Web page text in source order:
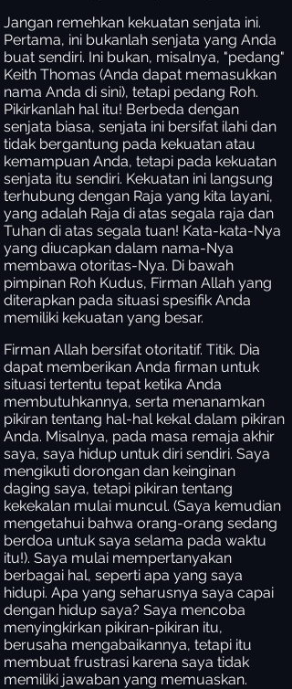
Jangan remehkan kekuatan senjata ini.
Pertama, ini bukanlah senjata yang Anda
buat sendiri. Ini bukan, misalnya, "pedang"
Keith Thomas (Anda dapat memasukkan
nama Anda di sini), tetapi pedang Roh.
Pikirkanlah hal itu! Berbeda dengan
senjata biasa, senjata ini bersifat ilahi dan
tidak bergantung pada kekuatan atau
kemampuan Anda, tetapi pada kekuatan
senjata itu sendiri. Kekuatan ini langsung
terhubung dengan Raja yang kita layani,
yang adalah Raja di atas segala raja dan
Tuhan di atas segala tuan! Kata-kata-Nya
yang diucapkan dalam nama-Nya
membawa otoritas-Nya. Di bawah
pimpinan Roh Kudus, Firman Allah yang
diterapkan pada situasi spesifik Anda
memiliki kekuatan yang besar.
Firman Allah bersifat otoritatif. Titik. Dia
dapat memberikan Anda firman untuk
situasi tertentu tepat ketika Anda
membutuhkannya, serta menanamkan
pikiran tentang hal-hal kekal dalam pikiran
Anda. Misalnya, pada masa remaja akhir
saya, saya hidup untuk diri sendiri. Saya
mengikuti dorongan dan keinginan
daging saya, tetapi pikiran tentang
kekekalan mulai muncul. (Saya kemudian
mengetahui bahwa orang-orang sedang
berdoa untuk saya selama pada waktu
itu!). Saya mulai mempertanyakan
berbagai hal, seperti apa yang saya
hidupi. Apa yang seharusnya saya capai
dengan hidup saya? Saya mencoba
menyingkirkan pikiran-pikiran itu,
berusaha mengabaikannya, tetapi itu
membuat frustrasi karena saya tidak
memiliki jawaban yang memuaskan.